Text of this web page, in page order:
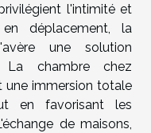
l'intimité et
déplacement, la
une solution
La chambre chez
une immersion totale
en favorisant les
de maisons,